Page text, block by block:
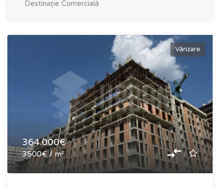
Destinație Comercială
Vânzare
364.000€
3500€ / m²